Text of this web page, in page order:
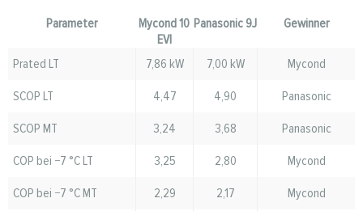
Parameter
Mycond 10
EVI
Panasonic 9J Gewinner
Prated LT 7,86 kW 7,00 kW
Mycond
SCOP LT
4,47 4,90
Panasonic
SCOP MT
3,24 3,68
Panasonic
COP bei −7 °C LT
3,25 2,80
Mycond
COP bei −7 °C MT
2,29 2,17
Mycond